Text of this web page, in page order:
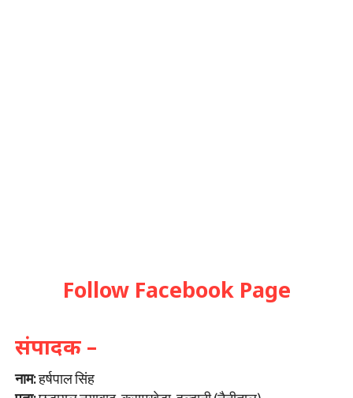
Follow Facebook Page
संपादक –
नाम:हर्षपाल सिंह